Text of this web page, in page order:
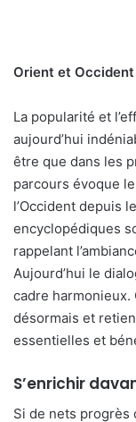
Orient et
La popularité et
aujourd’hui
être que dans les
parcours évoque
l’Occident depuis
encyclopédiques
rappelant
Aujourd’hui le
cadre
désormais et
essentielles et
S’enrichir
Si de nets progrès